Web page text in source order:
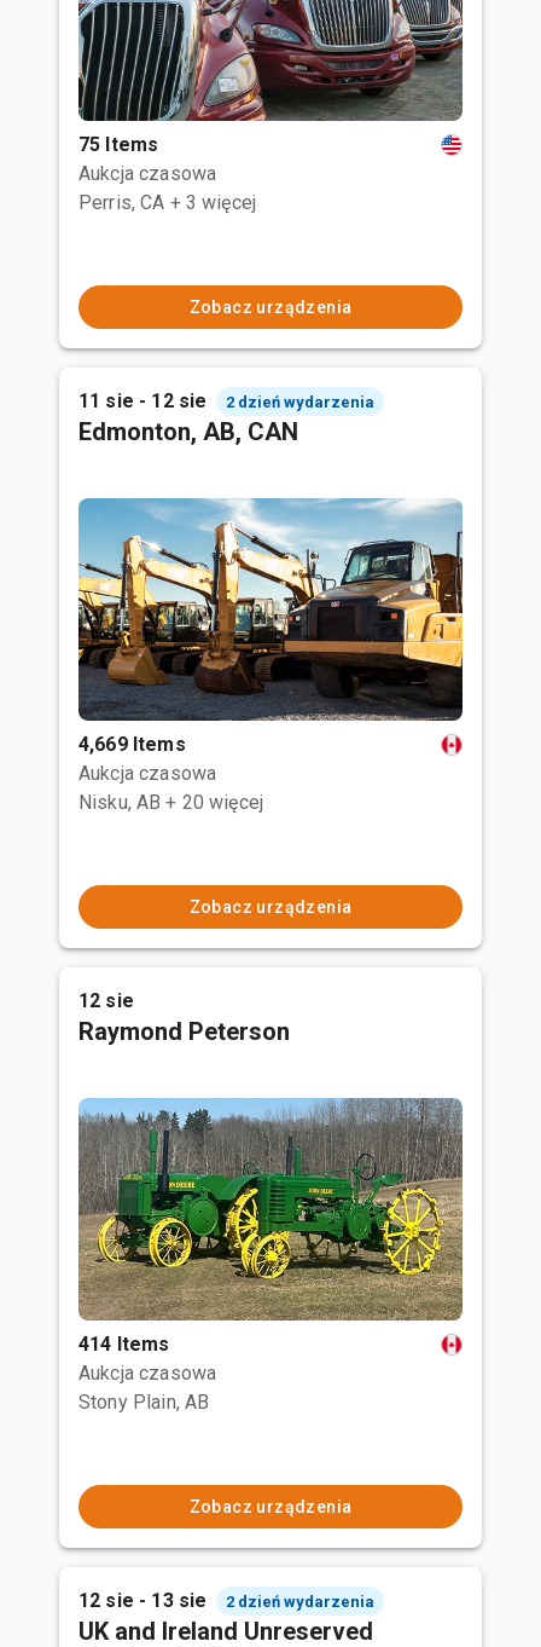
75 Items
Aukcja czasowa
Perris, CA + 3 więcej
Zobacz urządzenia
11 sie - 12 sie 2 dzień wydarzenia
Edmonton, AB, CAN
4,669 Items
Aukcja czasowa
Nisku, AB + 20 więcej
Zobacz urządzenia
12 sie
Raymond Peterson
414 Items
Aukcja czasowa
Stony Plain, AB
Zobacz urządzenia
12 sie - 13 sie 2 dzień wydarzenia
UK and Ireland Unreserved